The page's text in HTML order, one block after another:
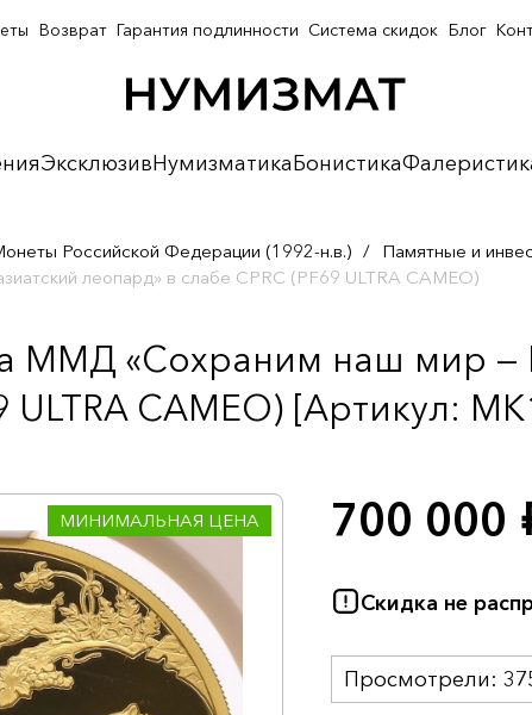
ЭксклюзивНумизматикаБонистика
Возврат Гарантия подлинности Система скидок Блог
Российской Федерации (1992-н.в.) / Памятные и
леопард» в слабе CPRC (PF69 ULTRA CAMEO)
ММД «Сохраним наш мир —
ULTRA CAMEO) [Артикул:
МИНИМАЛЬНАЯ ЦЕНА 700 000
Скидка не
Просмотрели: